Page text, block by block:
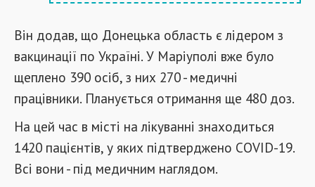
Він додав, що Донецька область є лідером з
вакцинації по Україні. У Маріуполі вже було
щеплено 390 осіб, з них 270 - медичні
працівники. Планується отримання ще 480 доз.
На цей час в місті на лікуванні знаходиться
1420 пацієнтів, у яких підтверджено COVID-19.
Всі вони - під медичним наглядом.